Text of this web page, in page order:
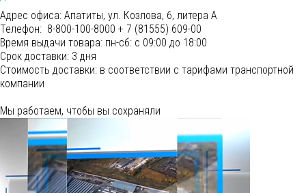
Адрес офиса: Апатиты, ул. Козлова, 6, литера А
Телефон: 8-800-100-8000 + 7 (81555) 609-00
Время выдачи товара: пн-сб: с 09:00 до 18:00
Срок доставки: 3 дня
Cтоимость доставки: в соответствии с тарифами транспортной
компании
Мы работаем, чтобы вы сохраняли